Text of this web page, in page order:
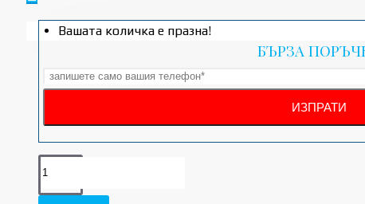
Вашата количка е празна!
БЪРЗА